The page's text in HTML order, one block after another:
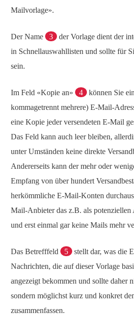
Mailvorlage».
Der Name 3
der Vorlage dient der
in Schnellauswahllisten und sollte für
sein.
Im Feld «Kopie an» 4
können Sie
kommagetrennt mehrere) E-Mail-
eine Kopie jeder versendeten E-Mail
Das Feld kann auch leer bleiben,
unter Umständen keine direkte
Andererseits kann der mehr oder
Empfang von über hundert
herkömmliche E-Mail-Konten
Mail-Anbieter das z.B. als
und erst einmal gar keine Mails mehr
Das Betrefffeld 5
stellt dar, was die
Nachrichten, die auf dieser Vorlage
angezeigt bekommen und sollte daher
sondern möglichst kurz und konkret
zusammenfassen.